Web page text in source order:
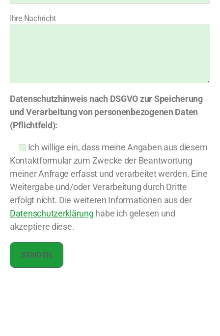
Ihre Nachricht
Datenschutzhinweis nach DSGVO zur Speicherung
und Verarbeitung von personenbezogenen Daten
(Pflichtfeld):
Ich willige ein, dass meine Angaben aus diesem
Kontaktformular zum Zwecke der Beantwortung
meiner Anfrage erfasst und verarbeitet werden. Eine
Weitergabe und/oder Verarbeitung durch Dritte
erfolgt nicht. Die weiteren Informationen aus der
Datenschutzerklärung habe ich gelesen und
akzeptiere diese.